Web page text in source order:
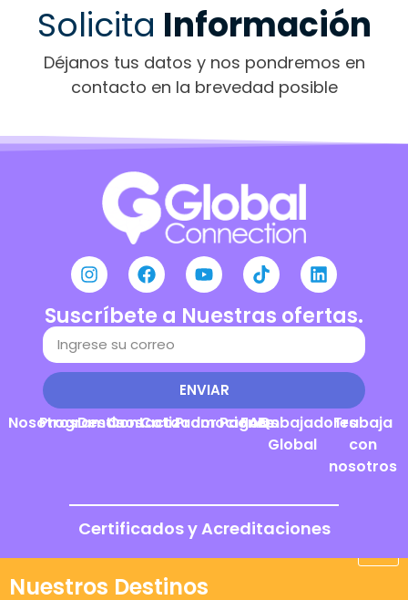
Solicita Información
Déjanos tus datos y nos pondremos en
contacto en la brevedad posible
Suscríbete a Nuestras ofertas.
ENVIAR
Nosotros
Programas
Destinos
Contacto
Cotizador
Promociones
Pagos
FAQs
Embajadores
Global
Trabaja
con
nosotros
Certificados y Acreditaciones
Nuestros Destinos